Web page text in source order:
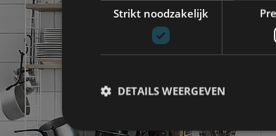
Strikt noodzakelijk
DETAILS WEERGEVEN